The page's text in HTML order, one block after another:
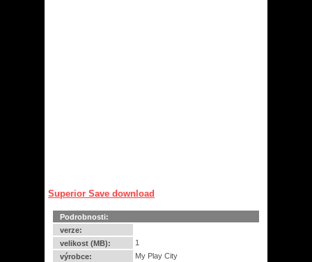
Superior Save download
Podrobnosti:
verze:
velikost (MB):
1
výrobce:
My Play City